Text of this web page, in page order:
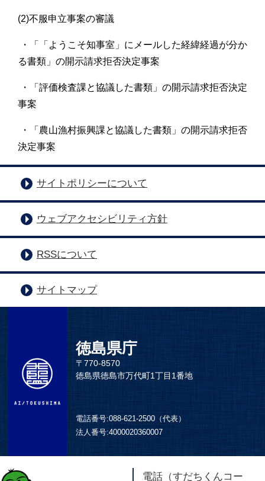
(2)不服申立事案の審議
・「「ようこそ知事室」にメールした経緯経過が分か
る書類」の開示請求拒否決定事案
・「評価検査課と協議した書類」の開示請求拒否決定
事案
・「農山漁村振興課と協議した書類」の開示請求拒否
決定事案
サイトポリシーについて
ウェブアクセシビリティ方針
RSSについて
サイトマップ
徳島県庁
〒770-8570
徳島県徳島市万代町1丁目1番地
電話番号:088-621-2500（代表）
法人番号:4000020360007
電話（すだちくんコー